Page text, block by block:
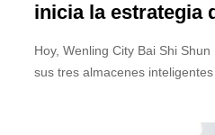
inicia la estrategia
matriz expresa de
empresas
Hoy, Wenling City Bai Shi
sus tres almacenes
oeste (California), la costa